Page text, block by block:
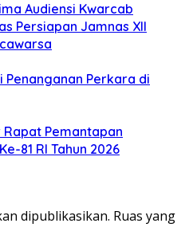
Audiensi Kwarcab
Persiapan Jamnas XII
Penanganan Perkara di
Rapat Pemantapan
81 RI Tahun 2026
dipublikasikan. Ruas yang